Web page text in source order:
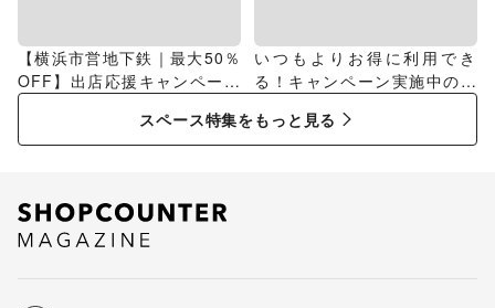
【横浜市営地下鉄｜最大50％
OFF】出店応援キャンペーン
特集
いつもよりお得に利用でき
る！キャンペーン実施中のス
スペース特集をもっと見る